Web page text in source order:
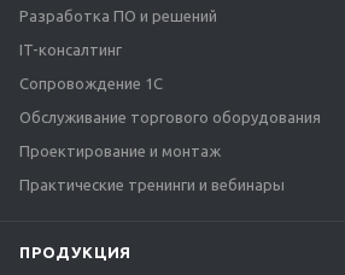
Разработка ПО и решений
IT-консалтинг
Сопровождение 1С
Обслуживание торгового оборудования
Проектирование и монтаж
Практические тренинги и вебинары
ПРОДУКЦИЯ